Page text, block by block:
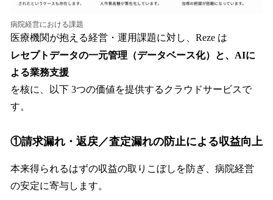
病院経営における課題
医療機関が抱える経営・運用課題に対し、Reze は
レセプトデータの一元管理（データベース化）と、AIに
よる業務支援
を核に、以下 3つの価値を提供するクラウドサービスで
す。
①請求漏れ・返戻／査定漏れの防止による収益向上
本来得られるはずの収益の取りこぼしを防ぎ、病院経営
の安定に寄与します。